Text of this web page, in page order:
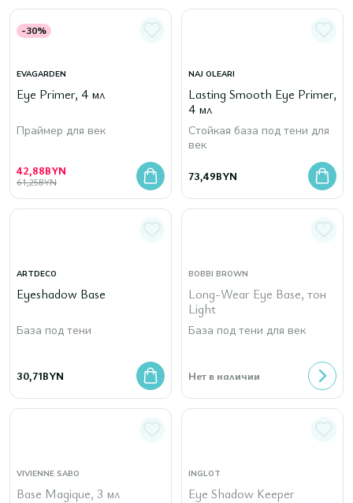
-30%
EVAGARDEN
Eye Primer, 4 мл
Праймер для век
42,88BYN
61,25BYN
NAJ OLEARI
Lasting Smooth Eye Primer,
4 мл
Стойкая база под тени для
век
73,49BYN
ARTDECO
Eyeshadow Base
База под тени
30,71BYN
BOBBI BROWN
Long-Wear Eye Base, тон
Light
База под тени для век
Нет в наличии
VIVIENNE SABO
Base Magique, 3 мл
INGLOT
Eye Shadow Keeper